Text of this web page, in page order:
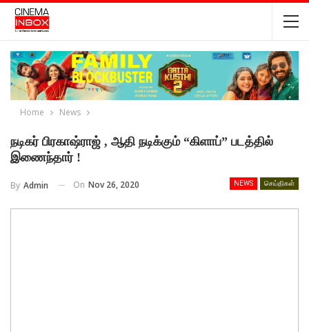
Home News
நடிகர் பிரகாஷ்ராஜ் , ஆதி நடிக்கும் “கிளாப்” படத்தில்
இணைந்தார் !
NEWS செய்திகள்
By Admin On Nov 26, 2020